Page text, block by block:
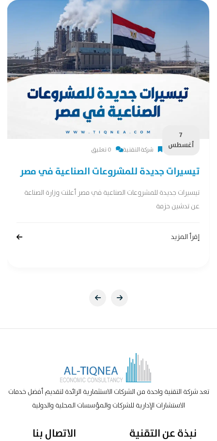
7
أغسطس
شركة التقنية 0 تعليق
تيسيرات جديدة للمشروعات الصناعية في مصر
تيسيرات جديدة للمشروعات الصناعية في مصر أعلنت وزارة الصناعة
عن تدشين حزمة
إقرأ المزيد
تعد شركة التقنية واحدة من الشركات الاستثمارية الرائدة لتقديم أفضل خدمات
الاستشارات الإدارية للشركات والمؤسسات المحلية والدولية
نبذة عن التقنية الاتصال بنا